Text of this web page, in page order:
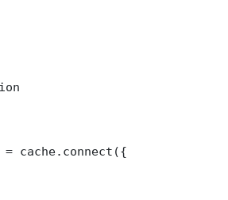
= cache.connect({